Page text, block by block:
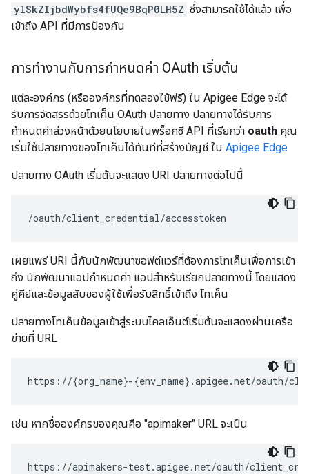
ylSkZIjbdWybfs4fUQe9BqP0LH5Z ซึ่งสามารถใช้ได้แล้ว เพื่อ
เข้าถึง API ที่มีการป้องกัน
การทำงานกับการกำหนดค่า OAuth เริ่มต้น
แต่ละองค์กร (หรือองค์กรที่ทดลองใช้ฟรี) ใน Apigee Edge จะได้
รับการจัดสรรด้วยโทเค็น OAuth ปลายทาง ปลายทางได้รับการ
กำหนดค่าล่วงหน้าด้วยนโยบายในพร็อกซี API ที่เรียกว่า oauth คุณ
เริ่มใช้ปลายทางของโทเค็นได้ทันทีที่สร้างบัญชี ใน Apigee Edge
ปลายทาง OAuth เริ่มต้นจะแสดง URI ปลายทางต่อไปนี้
/oauth/client_credential/accesstoken
เผยแพร่ URI นี้กับนักพัฒนาซอฟต์แวร์ที่ต้องการโทเค็นเพื่อการเข้า
ถึง นักพัฒนาแอปกำหนดค่า แอปสำหรับเรียกปลายทางนี้ โดยแสดง
คู่คีย์และข้อมูลลับของผู้ใช้เพื่อรับสิทธิ์เข้าถึง โทเค็น
ปลายทางโทเค็นข้อมูลเข้าสู่ระบบไคลเอ็นต์เริ่มต้นจะแสดงผ่านเครือ
ข่ายที่ URL
https://{org_name}-{env_name}.apigee.net/oauth/
เช่น หากชื่อองค์กรของคุณคือ "apimaker" URL จะเป็น
https://apimakers-test.apigee.net/oauth/